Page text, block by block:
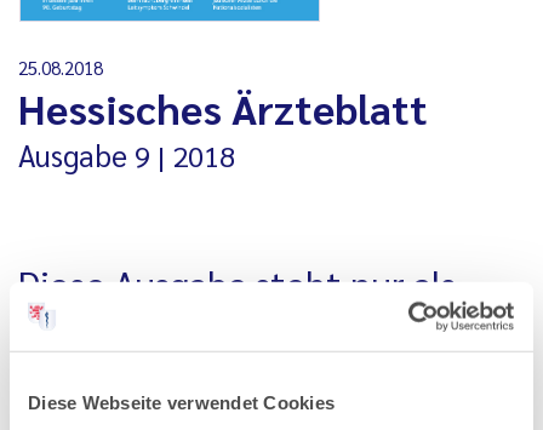
Diese Webseite verwendet Cookies
25.08.2018
Hessisches Ärzteblatt
Ausgabe 9 2018
Diese Ausgabe steht nur als
PDF-Datei zur Verfügung
nur als PDF-Datei zur Verfügung. Aus technischen